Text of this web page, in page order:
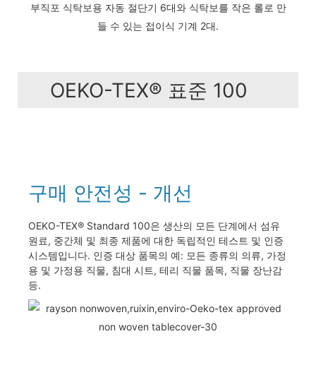
부직포 식탁보용 자동 절단기 6대와 식탁보를 작은 롤로 만
들 수 있는 접이식 기계 2대.
OEKO-TEX® 표준 100
구매 안전성 - 개선
OEKO-TEX® Standard 100은 생산의 모든 단계에서 섬유
원료, 중간체 및 최종 제품에 대한 독립적인 테스트 및 인증
시스템입니다. 인증 대상 품목의 예: 모든 종류의 의류, 가정
용 및 가정용 직물, 침대 시트, 테리 직물 품목, 직물 장난감
등.